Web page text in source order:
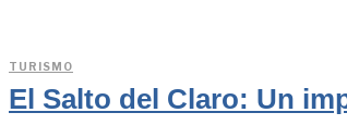
TURISMO
El Salto del Claro: Un